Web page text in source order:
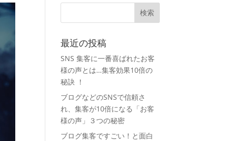
最近の投稿
SNS 集客に一番喜ばれたお客
様の声とは…集客効果10倍の
秘訣 ！
ブログなどのSNSで信頼さ
れ、集客が10倍になる「お客
様の声」３つの秘密
ブログ集客ですごい！と面白